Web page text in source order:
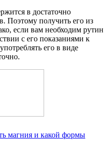
в достаточно
Поэтому получить его из
если вам необходим рутин
с его показаниями к
его в виде
магния и какой формы